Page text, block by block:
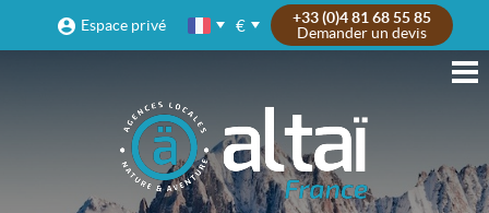
Espace privé €
+33 (0)4 81 68 55 85
Demander un devis